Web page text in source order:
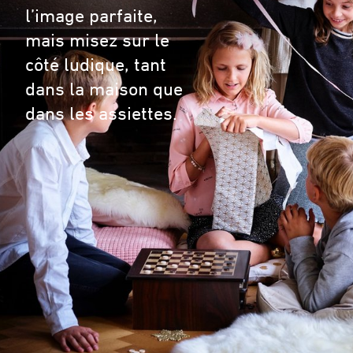
l’image parfaite,
mais misez sur le
côté ludique, tant
dans la maison que
dans les assiettes.